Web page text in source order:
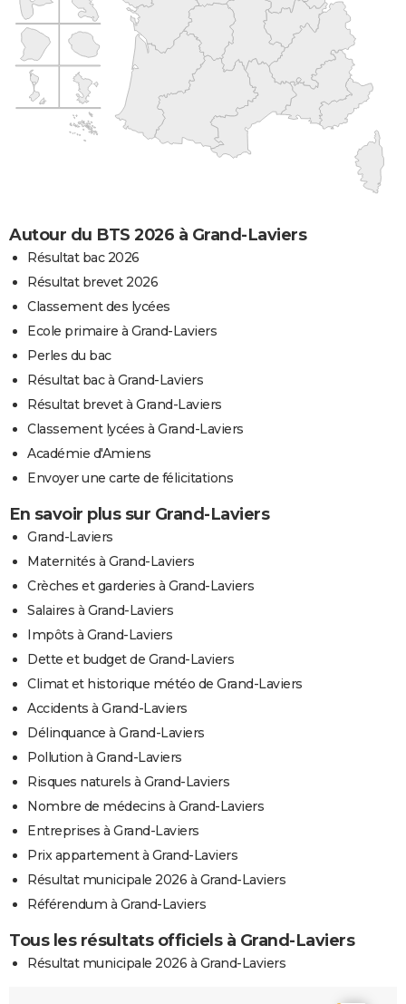
Autour du BTS 2026 à Grand-Laviers
Résultat bac 2026
Résultat brevet 2026
Classement des lycées
Ecole primaire à Grand-Laviers
Perles du bac
Résultat bac à Grand-Laviers
Résultat brevet à Grand-Laviers
Classement lycées à Grand-Laviers
Académie d'Amiens
Envoyer une carte de félicitations
En savoir plus sur Grand-Laviers
Grand-Laviers
Maternités à Grand-Laviers
Crèches et garderies à Grand-Laviers
Salaires à Grand-Laviers
Impôts à Grand-Laviers
Dette et budget de Grand-Laviers
Climat et historique météo de Grand-Laviers
Accidents à Grand-Laviers
Délinquance à Grand-Laviers
Pollution à Grand-Laviers
Risques naturels à Grand-Laviers
Nombre de médecins à Grand-Laviers
Entreprises à Grand-Laviers
Prix appartement à Grand-Laviers
Résultat municipale 2026 à Grand-Laviers
Référendum à Grand-Laviers
Tous les résultats officiels à Grand-Laviers
Résultat municipale 2026 à Grand-Laviers